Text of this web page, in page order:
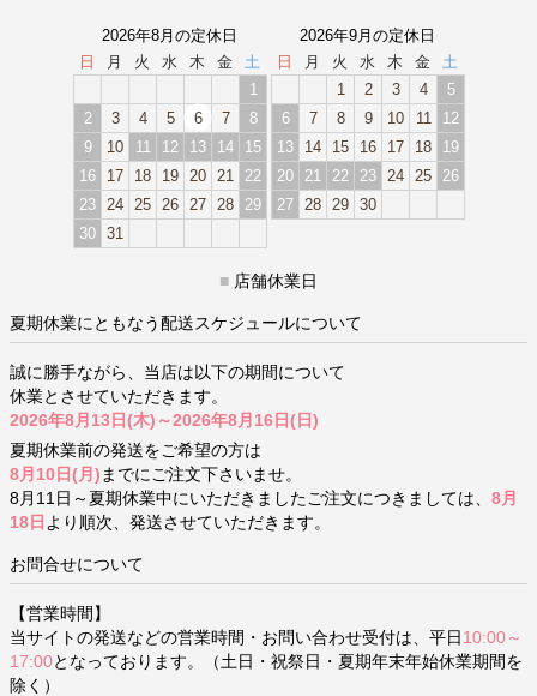
2026年8月の定休日
日
月 火 水 木 金
土
1
2
3 4 5 6 7
8
9
10 11 12 13 14
15
16
17 18 19 20 21
22
23
24 25 26 27 28
29
30 31
2026年9月の定休日
日
月 火 水 木 金
土
1
2 3 4
5
6
7 8 9 10 11
12
13
14 15 16 17 18
19
20
21 22 23 24 25
26
27
28 29 30
■ 店舗休業日
夏期休業にともなう配送スケジュールについて
誠に勝手ながら、当店は以下の期間について
休業とさせていただきます。
2026年8月13日(木)～2026年8月16日(日)
夏期休業前の発送をご希望の方は
8月10日(月) までにご注文下さいませ。
8月11日～夏期休業中にいただきましたご注文につきましては、 8月
18日 より順次、発送させていただきます。
お問合せについて
【営業時間】
当サイトの発送などの営業時間・お問い合わせ受付は、平日 10:00～
17:00となっております。（土日・祝祭日・夏期年末年始休業期間を
除く）